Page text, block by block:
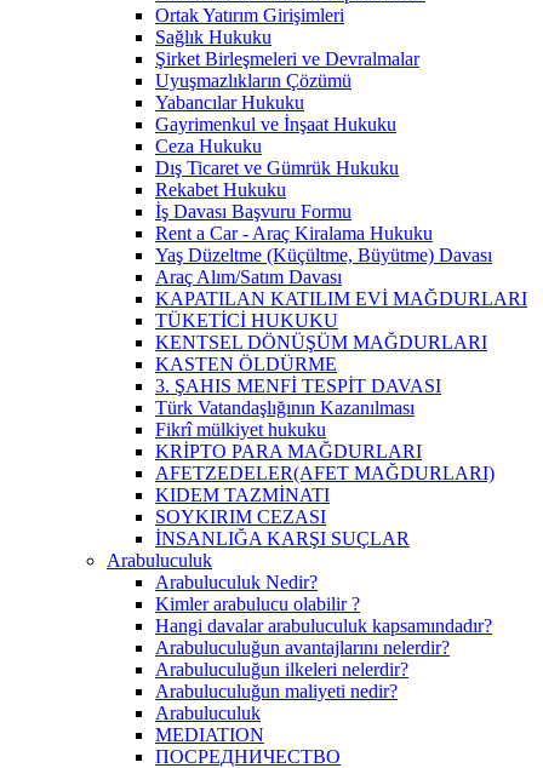
Ortak Yatırım Girişimleri
Sağlık Hukuku
Şirket Birleşmeleri ve Devralmalar
Uyuşmazlıkların Çözümü
Yabancılar Hukuku
Gayrimenkul ve İnşaat Hukuku
Ceza Hukuku
Dış Ticaret ve Gümrük Hukuku
Rekabet Hukuku
İş Davası Başvuru Formu
Rent a Car - Araç Kiralama Hukuku
Yaş Düzeltme (Küçültme, Büyütme) Davası
Araç Alım/Satım Davası
KAPATILAN KATILIM EVİ MAĞDURLARI
TÜKETİCİ HUKUKU
KENTSEL DÖNÜŞÜM MAĞDURLARI
KASTEN ÖLDÜRME
3. ŞAHIS MENFİ TESPİT DAVASI
Türk Vatandaşlığının Kazanılması
Fikrî mülkiyet hukuku
KRİPTO PARA MAĞDURLARI
AFETZEDELER(AFET MAĞDURLARI)
KIDEM TAZMİNATI
SOYKIRIM CEZASI
İNSANLIĞA KARŞI SUÇLAR
Arabuluculuk
Arabuluculuk Nedir?
Kimler arabulucu olabilir ?
Hangi davalar arabuluculuk kapsamındadır?
Arabuluculuğun avantajlarını nelerdir?
Arabuluculuğun ilkeleri nelerdir?
Arabuluculuğun maliyeti nedir?
Arabuluculuk
MEDIATION
ПОСРЕДНИЧЕСТВО